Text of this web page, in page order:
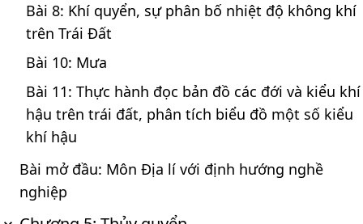
Bài 8: Khí quyển, sự phân bố nhiệt độ không khí
trên Trái Đất
Bài 10: Mưa
Bài 11: Thực hành đọc bản đồ các đới và kiểu khí
hậu trên trái đất, phân tích biểu đồ một số kiểu
khí hậu
Bài mở đầu: Môn Địa lí với định hướng nghề
nghiệp